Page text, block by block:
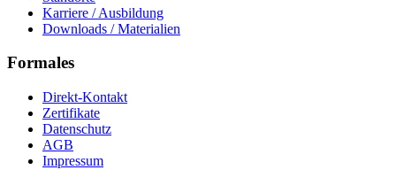
Karriere / Ausbildung
Downloads / Materialien
Formales
Direkt-Kontakt
Zertifikate
Datenschutz
AGB
Impressum